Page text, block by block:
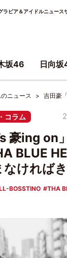
ビア＆アイドルニュース
ニュース 吉田豪
コラム
豪ing on
BLUE
ければ
BOSSTINO
THA
坂46 日向